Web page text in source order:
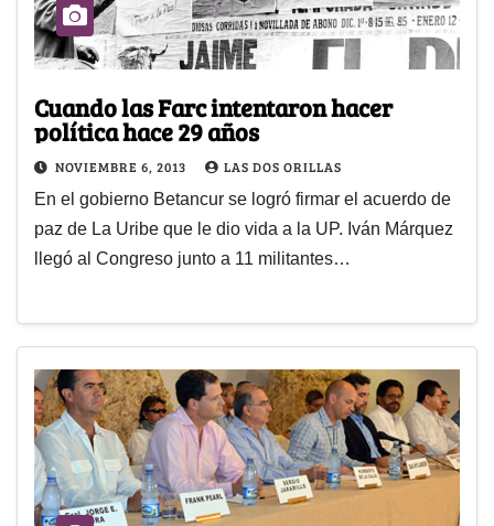
Cuando las Farc intentaron hacer
política hace 29 años
NOVIEMBRE 6, 2013 LAS DOS ORILLAS
En el gobierno Betancur se logró firmar el acuerdo de
paz de La Uribe que le dio vida a la UP. Iván Márquez
llegó al Congreso junto a 11 militantes…